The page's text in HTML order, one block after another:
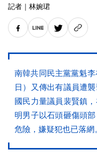
記者 ｜ 林婉珺
南韓共同民主黨黨魁
日）又傳出有議員遭
國民力量議員裴賢鎮
明男子以石頭砸傷頭
危險，嫌疑犯也已落網。